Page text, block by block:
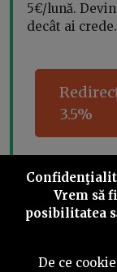
5€/lună.
decât ai
3.5%
Vrem să
posibilitatea
De ce